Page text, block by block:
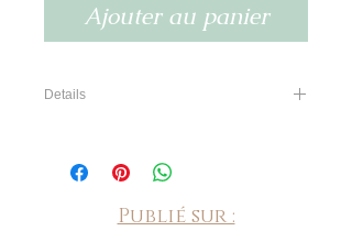
Ajouter au panier
Details
Disponible en blanc ou ivoire.
Publié sur :